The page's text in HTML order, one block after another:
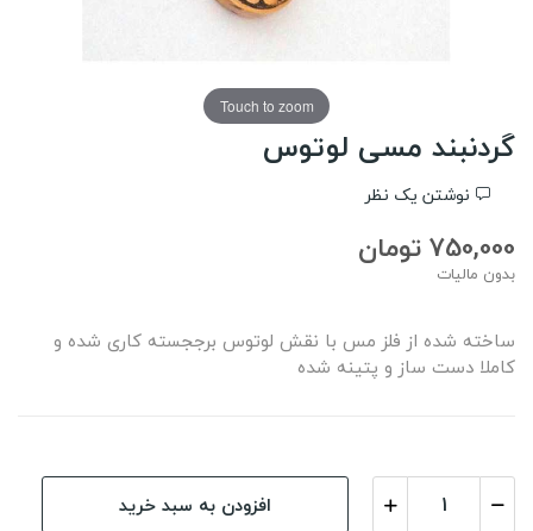
Touch to zoom
گردنبند مسی لوتوس
نوشتن یک نظر
750,000 تومان
بدون مالیات
ساخته شده از فلز مس با نقش لوتوس برججسته کاری شده و
کاملا دست ساز و پتینه شده
افزودن به سبد خرید